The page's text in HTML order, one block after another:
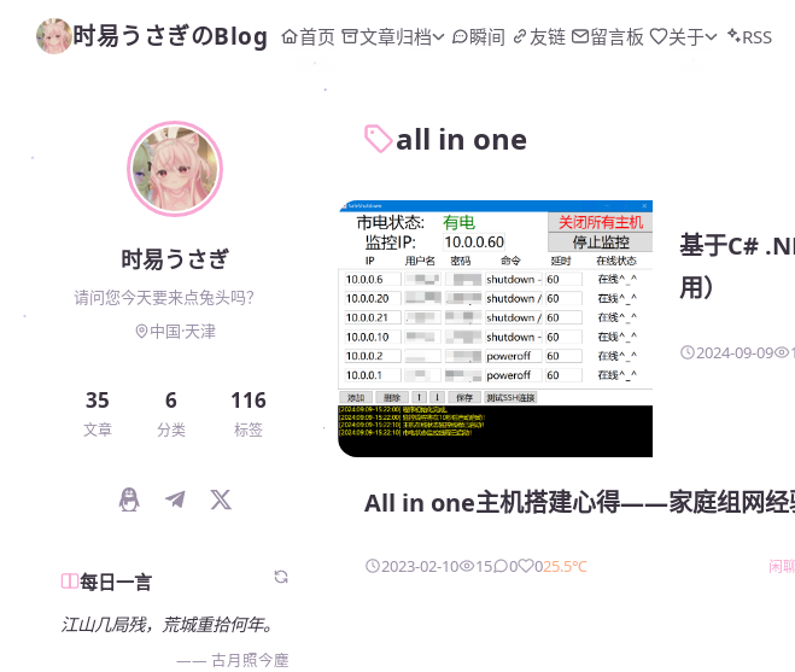
时易うさぎのBlog 首页 文章归档 瞬间 友链 留言板 关于 RSS
时易うさぎ
请问您今天要来点兔头吗？
中国·天津
35
文章
6
分类
116
标签
每日一言
江山几局残，荒城重拾何年。
—— 古月照今塵
all in one
基于C#
用）
2024-09-09
All in one主机搭建心得——家庭组网经
2023-02-10 15 0 025.5℃ 闲聊